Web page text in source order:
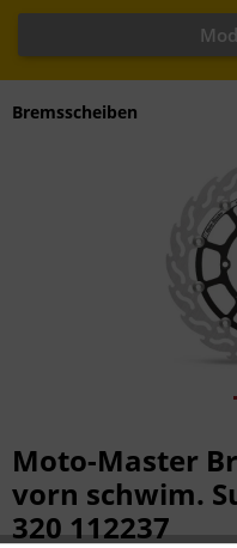
Bremsscheiben
Moto-Master
vorn schwim.
320 112237